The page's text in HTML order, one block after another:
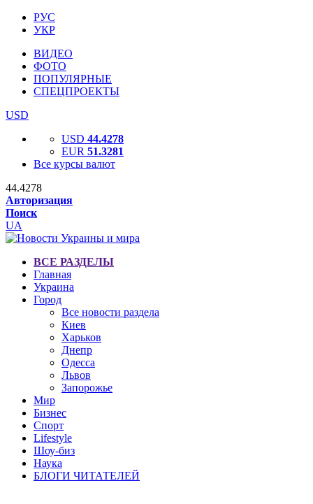
РУС
УКР
ВИДЕО
ФОТО
ПОПУЛЯРНЫЕ
СПЕЦПРОЕКТЫ
USD
USD 44.4278
EUR 51.3281
Все курсы валют
44.4278
Авторизация
Поиск
UA
ВСЕ РАЗДЕЛЫ
Главная
Украина
Город
Все новости раздела
Киев
Харьков
Днепр
Одесса
Львов
Запорожье
Мир
Бизнес
Спорт
Lifestyle
Шоу-биз
Наука
БЛОГИ ЧИТАТЕЛЕЙ